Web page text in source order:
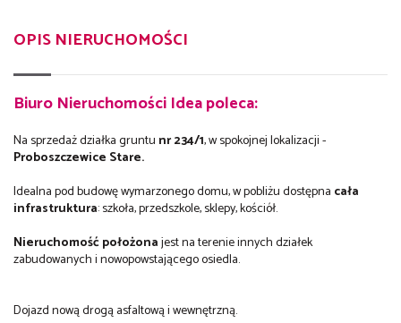
OPIS NIERUCHOMOŚCI
Biuro Nieruchomości Idea poleca:
Na sprzedaż działka gruntu nr 234/1, w spokojnej lokalizacji -
Proboszczewice Stare.
Idealna pod budowę wymarzonego domu, w pobliżu dostępna cała
infrastruktura: szkoła, przedszkole, sklepy, kościół.
Nieruchomość położonajest na terenie innych działek
zabudowanych i nowopowstającego osiedla.
Dojazd nową drogą asfaltową i wewnętrzną.